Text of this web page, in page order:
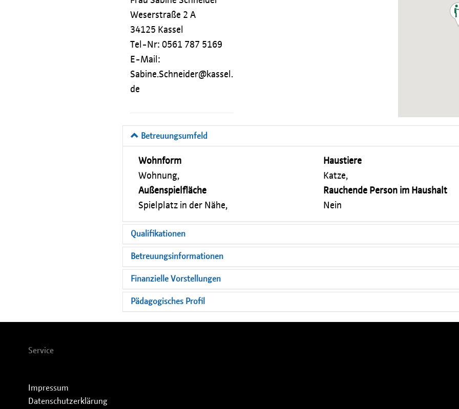
Weserstraße 2 A
34125 Kassel
Tel-Nr: 0561 787 5169
E-Mail:
Sabine.Schneider@kassel.
de
Betreuungsumfeld
Wohnform
Wohnung,
Haustiere
Katze,
Außenspielfläche
Spielplatz in der Nähe,
Rauchende Person im Haushalt
Nein
Qualifikationen
Betreuungsinformationen
Finanzielle Vorstellungen
Pädagogisches Profil
Service
Impressum
Datenschutzerklärung